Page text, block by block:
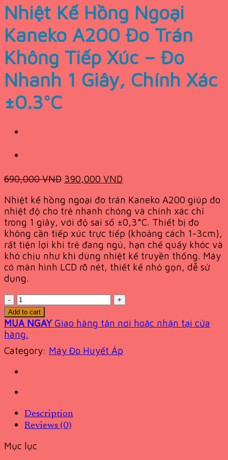
Nhiệt Kế Hồng Ngoại
Kaneko A200 Đo Trán
Không Tiếp Xúc – Đo
Nhanh 1 Giây, Chính Xác
±0.3°C
690,000VND Original
was:
690,000 VND.
390,000 VND
is:
390,000 VND.
Nhiệt kế hồng ngoại đo trán Kaneko A200 giúp đo
nhiệt độ cho trẻ nhanh chóng và chính xác chỉ
trong 1 giây, với độ sai số ±0,3°C. Thiết bị đo
không cần tiếp xúc trực tiếp (khoảng cách 1-3cm),
rất tiện lợi khi trẻ đang ngủ, hạn chế quấy khóc và
khó chịu như khi dùng nhiệt kế truyền thống. Máy
có màn hình LCD rõ nét, thiết kế nhỏ gọn, dễ sử
dụng.
Quantity
Add to cart
MUA NGAY Giao hàng tận nơi hoặc nhận tại cửa
hàng.
Category: Máy Đo Huyết Áp
Description
Reviews (0)
Mục lục